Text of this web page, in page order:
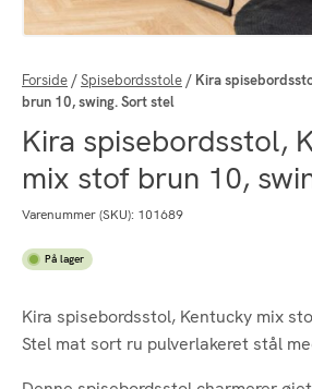
Forside/Spisebordsstole/ Kira
brun 10, swing. Sort stel
Kira spisebordsstol,
mix stof brun 10,
Varenummer (SKU): 101689
På lager
Kira spisebordsstol, Kentucky mix
Stel mat sort ru pulverlakeret stål